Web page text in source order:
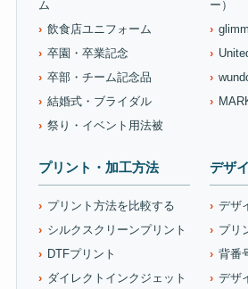
ム
飲食店ユニフォーム
卒園・卒業記念
卒部・チーム記念品
結婚式・ブライダル
祭り・イベント用法被
ー）
プリント・加工方法
プリント方法を比較する
シルクスクリーンプリント
DTFプリント
ダイレクトインクジェット
デザ
デザ
プリ
背番
デザ